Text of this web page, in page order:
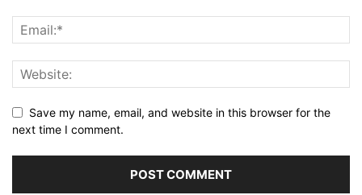
Save my name, email, and website in this browser for the
next time I comment.